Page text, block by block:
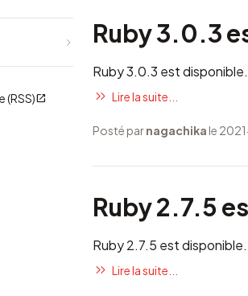
(RSS)
Ruby 3.0.3
Ruby 3.0.3 est disponible.
Lire la suite...
Posté parnagachika le
Ruby 2.7.5
Ruby 2.7.5 est disponible.
Lire la suite...